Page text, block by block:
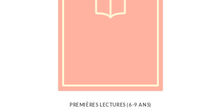
PREMIÈRES LECTURES (6-9 ANS)